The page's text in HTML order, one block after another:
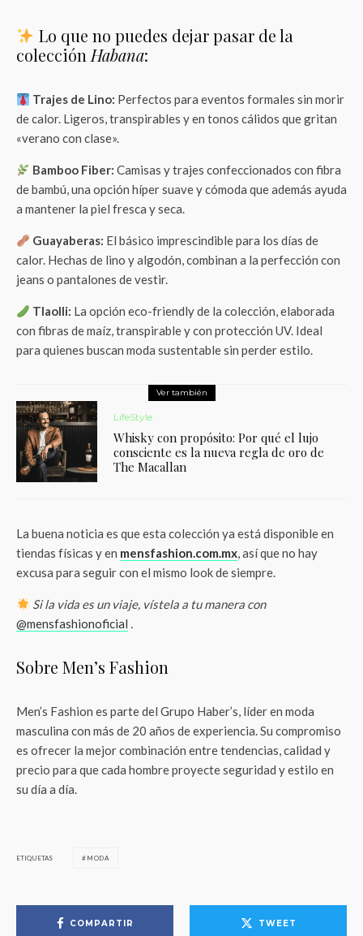
Lo que no puedes dejar pasar de la
colección Habana:
Trajes de Lino: Perfectos para eventos formales sin morir
de calor. Ligeros, transpirables y en tonos cálidos que gritan
«verano con clase».
Bamboo Fiber: Camisas y trajes confeccionados con fibra
de bambú, una opción híper suave y cómoda que además ayuda
a mantener la piel fresca y seca.
Guayaberas: El básico imprescindible para los días de
calor. Hechas de lino y algodón, combinan a la perfección con
jeans o pantalones de vestir.
Tlaolli: La opción eco-friendly de la colección, elaborada
con fibras de maíz, transpirable y con protección UV. Ideal
para quienes buscan moda sustentable sin perder estilo.
Ver también
LifeStyle
Whisky con propósito: Por qué el lujo
consciente es la nueva regla de oro de
The Macallan
La buena noticia es que esta colección ya está disponible en
tiendas físicas y en mensfashion.com.mx, así que no hay
excusa para seguir con el mismo look de siempre.
Si la vida es un viaje, vístela a tu manera con
@mensfashionoficial .
Sobre Men’s Fashion
Men’s Fashion es parte del Grupo Haber’s, líder en moda
masculina con más de 20 años de experiencia. Su compromiso
es ofrecer la mejor combinación entre tendencias, calidad y
precio para que cada hombre proyecte seguridad y estilo en
su día a día.
ETIQUETAS MODA
COMPARTIR TWEET